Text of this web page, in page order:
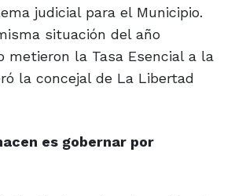
judicial para el Municipio.
situación del año
metieron la Tasa Esencial a la
la concejal de La Libertad
es gobernar por